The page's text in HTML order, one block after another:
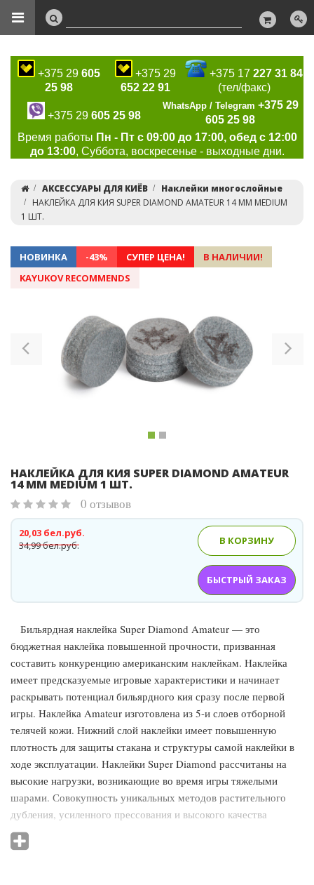
+375 29 605
25 98
+375 29
652 22 91
+375 17227 31 84
(тел/факс)
+375 29 605 25 98
WhatsApp / Telegram +375 29
605 25 98
Время работы Пн - Пт с 09:00 до 17:00, обед с 12:00
до 13:00, Суббота, воскресенье - выходные дни.
АКСЕССУАРЫ ДЛЯ КИЁВ
Наклейки многослойные
НАКЛЕЙКА ДЛЯ КИЯ SUPER DIAMOND AMATEUR 14 ММ MEDIUM
1 ШТ.
НОВИНКА -43% СУПЕР ЦЕНА!
В НАЛИЧИИ!
KAYUKOV RECOMMENDS
Previous
НАКЛЕЙКА ДЛЯ КИЯ SUPER DIAMOND AMATEUR
14 ММ MEDIUM 1 ШТ.
0 отзывов
34,99 бел.руб.
20,03 бел.руб.
В КОРЗИНУ
БЫСТРЫЙ ЗАКАЗ
Бильярдная наклейка Super Diamond Amateur — это
бюджетная наклейка повышенной прочности, призванная
составить конкуренцию американским наклейкам. Наклейка
имеет предсказуемые игровые характеристики и начинает
раскрывать потенциал бильярдного кия сразу после первой
игры. Наклейка Amateur изготовлена из 5-и слоев отборной
телячей кожи. Нижний слой наклейки имеет повышенную
плотность для защиты стакана и структуры самой наклейки в
ходе эксплуатации. Наклейки Super Diamond рассчитаны на
высокие нагрузки, возникающие во время игры тяжелыми
шарами. Совокупность уникальных методов растительного
дубления, усиленного прессования и высокого качества
материалов обеспечивает наклейке продолжительное время
эксплуатации и дарит игроку усиленный контроль шара во